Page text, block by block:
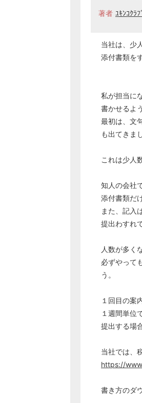
著者 ﾕｷﾝｺｸﾗﾌﾞ
当社は、少
添付書類を
私が担当に
書かせるよ
最初は、文
も出てきま
これは少人
知人の会社
添付書類だ
また、記入
提出わすれ
人数が多く
必ずやって
う。
１回目の案
１週間単位
提出する場
当社では、
https://
書き方のダ